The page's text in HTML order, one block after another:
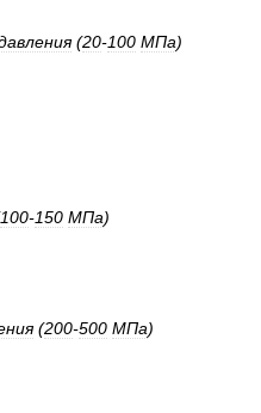
(20-100 МПа)
100-150 МПа)
(200-500 МПа)